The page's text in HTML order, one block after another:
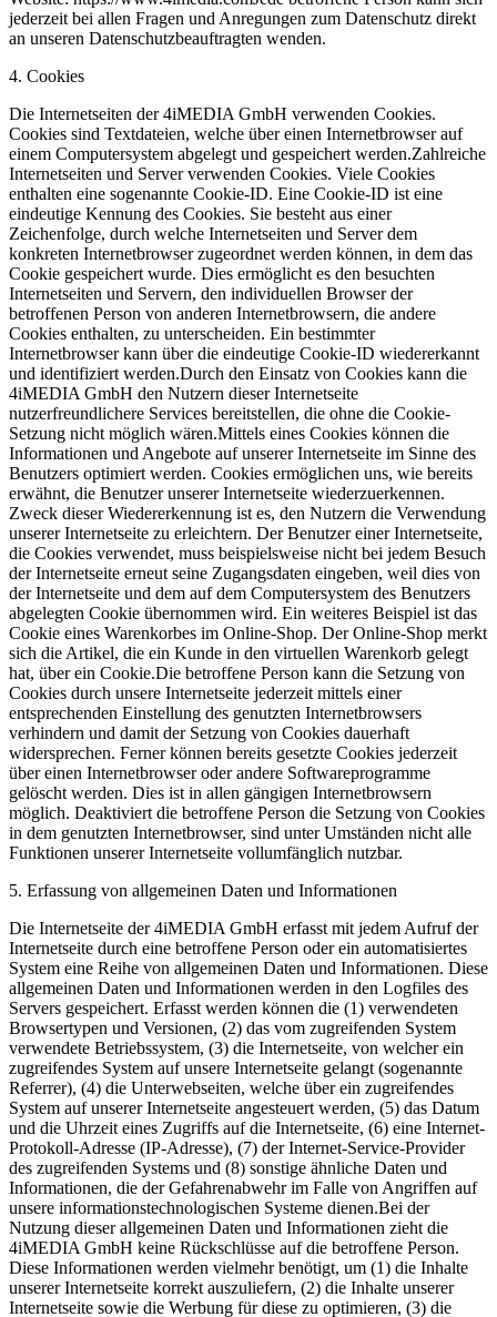
jederzeit bei allen Fragen und Anregungen zum Datenschutz direkt
an unseren Datenschutzbeauftragten wenden.
4. Cookies
Die Internetseiten der 4iMEDIA GmbH verwenden Cookies.
Cookies sind Textdateien, welche über einen Internetbrowser auf
einem Computersystem abgelegt und gespeichert werden.Zahlreiche
Internetseiten und Server verwenden Cookies. Viele Cookies
enthalten eine sogenannte Cookie-ID. Eine Cookie-ID ist eine
eindeutige Kennung des Cookies. Sie besteht aus einer
Zeichenfolge, durch welche Internetseiten und Server dem
konkreten Internetbrowser zugeordnet werden können, in dem das
Cookie gespeichert wurde. Dies ermöglicht es den besuchten
Internetseiten und Servern, den individuellen Browser der
betroffenen Person von anderen Internetbrowsern, die andere
Cookies enthalten, zu unterscheiden. Ein bestimmter
Internetbrowser kann über die eindeutige Cookie-ID wiedererkannt
und identifiziert werden.Durch den Einsatz von Cookies kann die
4iMEDIA GmbH den Nutzern dieser Internetseite
nutzerfreundlichere Services bereitstellen, die ohne die Cookie-
Setzung nicht möglich wären.Mittels eines Cookies können die
Informationen und Angebote auf unserer Internetseite im Sinne des
Benutzers optimiert werden. Cookies ermöglichen uns, wie bereits
erwähnt, die Benutzer unserer Internetseite wiederzuerkennen.
Zweck dieser Wiedererkennung ist es, den Nutzern die Verwendung
unserer Internetseite zu erleichtern. Der Benutzer einer Internetseite,
die Cookies verwendet, muss beispielsweise nicht bei jedem Besuch
der Internetseite erneut seine Zugangsdaten eingeben, weil dies von
der Internetseite und dem auf dem Computersystem des Benutzers
abgelegten Cookie übernommen wird. Ein weiteres Beispiel ist das
Cookie eines Warenkorbes im Online-Shop. Der Online-Shop merkt
sich die Artikel, die ein Kunde in den virtuellen Warenkorb gelegt
hat, über ein Cookie.Die betroffene Person kann die Setzung von
Cookies durch unsere Internetseite jederzeit mittels einer
entsprechenden Einstellung des genutzten Internetbrowsers
verhindern und damit der Setzung von Cookies dauerhaft
widersprechen. Ferner können bereits gesetzte Cookies jederzeit
über einen Internetbrowser oder andere Softwareprogramme
gelöscht werden. Dies ist in allen gängigen Internetbrowsern
möglich. Deaktiviert die betroffene Person die Setzung von Cookies
in dem genutzten Internetbrowser, sind unter Umständen nicht alle
Funktionen unserer Internetseite vollumfänglich nutzbar.
5. Erfassung von allgemeinen Daten und Informationen
Die Internetseite der 4iMEDIA GmbH erfasst mit jedem Aufruf der
Internetseite durch eine betroffene Person oder ein automatisiertes
System eine Reihe von allgemeinen Daten und Informationen. Diese
allgemeinen Daten und Informationen werden in den Logfiles des
Servers gespeichert. Erfasst werden können die (1) verwendeten
Browsertypen und Versionen, (2) das vom zugreifenden System
verwendete Betriebssystem, (3) die Internetseite, von welcher ein
zugreifendes System auf unsere Internetseite gelangt (sogenannte
Referrer), (4) die Unterwebseiten, welche über ein zugreifendes
System auf unserer Internetseite angesteuert werden, (5) das Datum
und die Uhrzeit eines Zugriffs auf die Internetseite, (6) eine Internet-
Protokoll-Adresse (IP-Adresse), (7) der Internet-Service-Provider
des zugreifenden Systems und (8) sonstige ähnliche Daten und
Informationen, die der Gefahrenabwehr im Falle von Angriffen auf
unsere informationstechnologischen Systeme dienen.Bei der
Nutzung dieser allgemeinen Daten und Informationen zieht die
4iMEDIA GmbH keine Rückschlüsse auf die betroffene Person.
Diese Informationen werden vielmehr benötigt, um (1) die Inhalte
unserer Internetseite korrekt auszuliefern, (2) die Inhalte unserer
Internetseite sowie die Werbung für diese zu optimieren, (3) die